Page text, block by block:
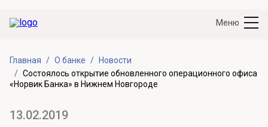
Меню
Главная О банке
Новости
Состоялось открытие обновленного операционного офиса
«Норвик Банка» в Нижнем Новгороде
13.02.2019